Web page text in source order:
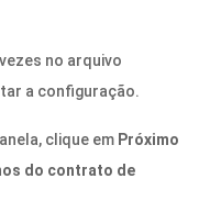
no arquivo
a configuração.
clique em Próximo
do contrato de